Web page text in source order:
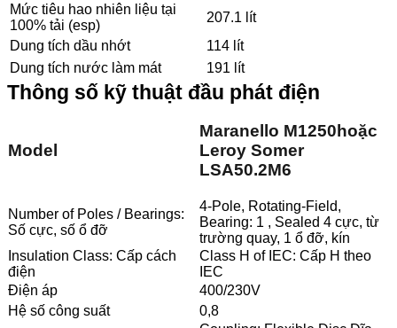
Mức tiêu hao nhiên liệu tại
100% tải (esp)
207.1 lít
Dung tích dầu nhớt
114 lít
Dung tích nước làm mát
191 lít
Thông số kỹ thuật đầu phát điện
Model
Maranello M1250hoặc
Leroy Somer
LSA50.2M6
Number of Poles / Bearings:
Số cực, số ổ đỡ
4-Pole, Rotating-Field,
Bearing: 1 , Sealed 4 cực, từ
trường quay, 1 ổ đỡ, kín
Insulation Class: Cấp cách
điện
Class H of IEC: Cấp H theo
IEC
Điện áp
400/230V
Hệ số công suất
0,8